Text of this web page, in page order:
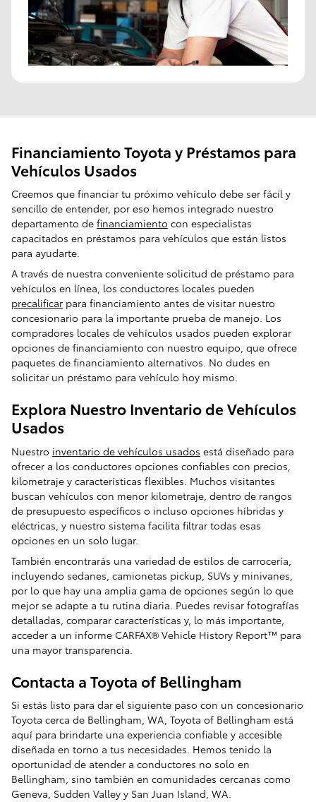
Financiamiento Toyota y Préstamos para
Vehículos Usados
Creemos que financiar tu próximo vehículo debe ser fácil y
sencillo de entender, por eso hemos integrado nuestro
departamento de financiamiento con especialistas
capacitados en préstamos para vehículos que están listos
para ayudarte.
A través de nuestra conveniente solicitud de préstamo para
vehículos en línea, los conductores locales pueden
precalificar para financiamiento antes de visitar nuestro
concesionario para la importante prueba de manejo. Los
compradores locales de vehículos usados pueden explorar
opciones de financiamiento con nuestro equipo, que ofrece
paquetes de financiamiento alternativos. No dudes en
solicitar un préstamo para vehículo hoy mismo.
Explora Nuestro Inventario de Vehículos
Usados
Nuestro inventario de vehículos usados está diseñado para
ofrecer a los conductores opciones confiables con precios,
kilometraje y características flexibles. Muchos visitantes
buscan vehículos con menor kilometraje, dentro de rangos
de presupuesto específicos o incluso opciones híbridas y
eléctricas, y nuestro sistema facilita filtrar todas esas
opciones en un solo lugar.
También encontrarás una variedad de estilos de carrocería,
incluyendo sedanes, camionetas pickup, SUVs y minivanes,
por lo que hay una amplia gama de opciones según lo que
mejor se adapte a tu rutina diaria. Puedes revisar fotografías
detalladas, comparar características y, lo más importante,
acceder a un informe CARFAX® Vehicle History Report™ para
una mayor transparencia.
Contacta a Toyota of Bellingham
Si estás listo para dar el siguiente paso con un concesionario
Toyota cerca de Bellingham, WA, Toyota of Bellingham está
aquí para brindarte una experiencia confiable y accesible
diseñada en torno a tus necesidades. Hemos tenido la
oportunidad de atender a conductores no solo en
Bellingham, sino también en comunidades cercanas como
Geneva, Sudden Valley y San Juan Island, WA.